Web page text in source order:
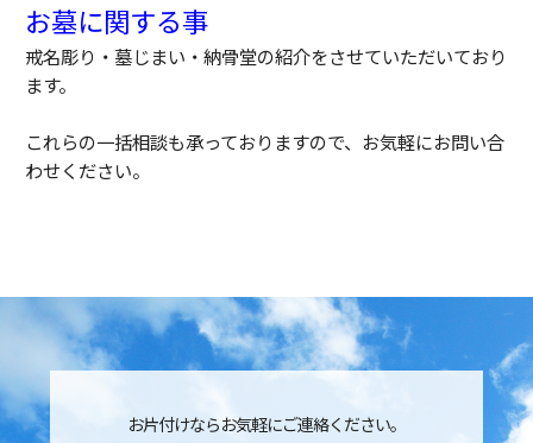
お墓に関する事
戒名彫り・墓じまい・納骨堂の紹介をさせていただいており
ます。
これらの一括相談も承っておりますので、お気軽にお問い合
わせください。
お片付けならお気軽にご連絡ください。